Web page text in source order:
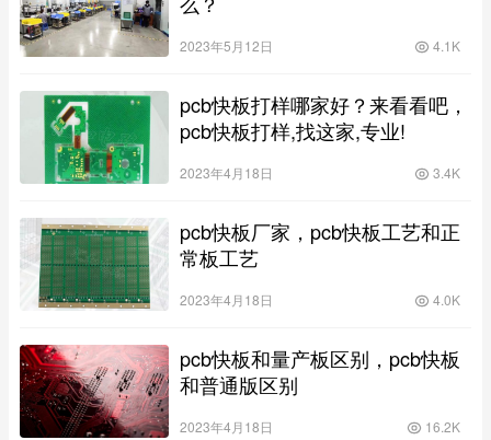
2023年5月12日 4.1K
pcb快板打样哪家好？来看看吧，
pcb快板打样,找这家,专业!
2023年4月18日 3.4K
pcb快板厂家，pcb快板工艺和正
常板工艺
2023年4月18日 4.0K
pcb快板和量产板区别，pcb快板
和普通版区别
2023年4月18日 16.2K